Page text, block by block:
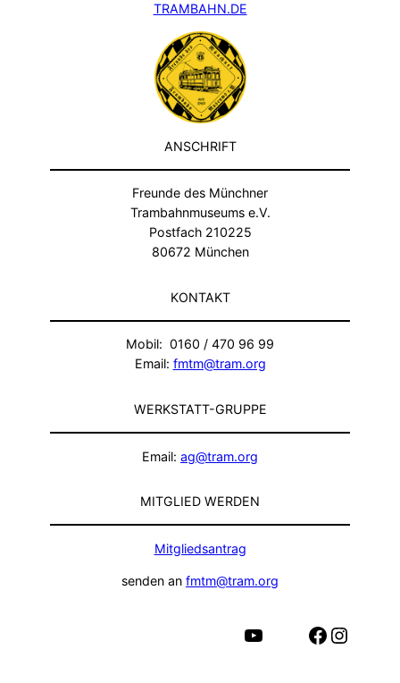
TRAMBAHN.DE
ANSCHRIFT
Freunde des Münchner
Trambahnmuseums e.V.
Postfach 210225
80672 München
KONTAKT
Mobil: 0160 / 470 96 99
Email: fmtm@tram.org
WERKSTATT-GRUPPE
Email: ag@tram.org
MITGLIED WERDEN
Mitgliedsantrag
senden an fmtm@tram.org
Facebook Instagram
YouTube